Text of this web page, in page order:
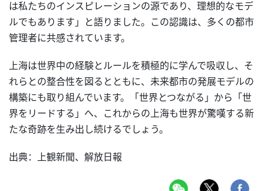
は私たちのインスピレーションの源であり、理想的なモデ
ルでもあります」と語りました。この認識は、多くの都市
管理者に共感されています。
上海は世界中の経験とルールを積極的に学んで吸収し、そ
れらとの整合性を図るとともに、未来都市の発展モデルの
構築にも取り組んでいます。「世界とつながる」から「世
界をリードする」へ、これからの上海も世界が驚嘆する新
たな奇跡を生み出し続けるでしょう。
出典：上観新聞、解放日報